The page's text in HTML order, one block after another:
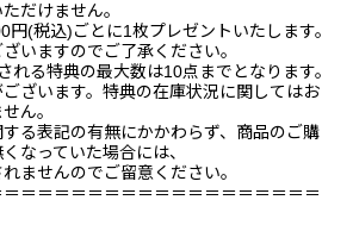
だけません。
(税込)ごとに1枚プレゼントいたします。
いますのでご了承ください。
る特典の最大数は10点までとなります。
ざいます。特典の在庫状況に関してはお
ん。
る表記の有無にかかわらず、商品のご購
なっていた場合には、
ませんのでご留意ください。
＝＝＝＝＝＝＝＝＝＝＝＝＝＝＝＝＝＝